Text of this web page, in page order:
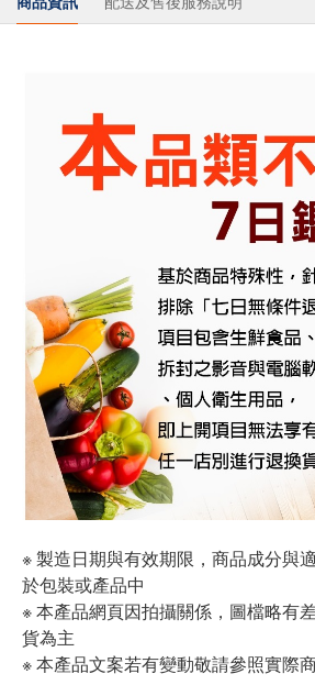
※ 製造日期與有效期限，商品成分與
於包裝或產品中
※ 本產品網頁因拍攝關係，圖檔略有
貨為主
※ 本產品文案若有變動敬請參照實際